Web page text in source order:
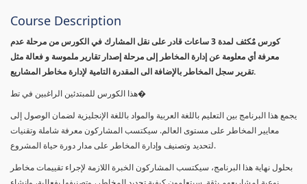
Course Description
كورس مٌكثف لمدة 3 ساعات قادر على نقل المشارك في الكورس من مرحلة عدم
معرفة أي معلومة عن إدارة المخاطر إلى مرحلة إصدار تقارير ملموسة و فعالة مثل
تقرير سجل المخاطر بالإضافة الى المقدرة التامية لإدارة مخاطر المشاريع.
هذا الكورس للمبتدئين الراغبين في تط�
يجمع هذا البرنامج بين التعليم باللغة العربية والمواد باللغة الإنجليزية لضمان الوصول إلى
معايير المخاطر على مستوى العالم. سيكتسب المشاركون معرفة شاملة وتقنيات
لتحديد وتصنيف وإدارة المخاطر على مدار دورة حياة المشروع.
بحلول نهاية هذا البرنامج، سيكتسب المشاركون الخبرة اللازمة لإجراء تقييمات مخاطر